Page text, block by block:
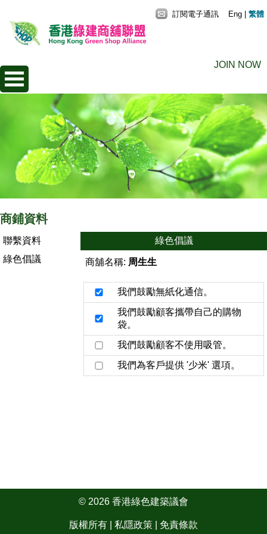
JOIN NOW
訂閱電子通訊 Eng 繁體
商鋪資料
聯繫資料
綠色倡議
綠色倡議
商舖名稱: 周生生
我們鼓勵無紙化通信。
我們鼓勵顧客攜帶自己的購物
袋。
我們鼓勵顧客不使用吸管。
我們為客戶提供 '少米' 選項。
© 2026 香港綠色建築議會
版權所有 | 私隱政策 免責條款